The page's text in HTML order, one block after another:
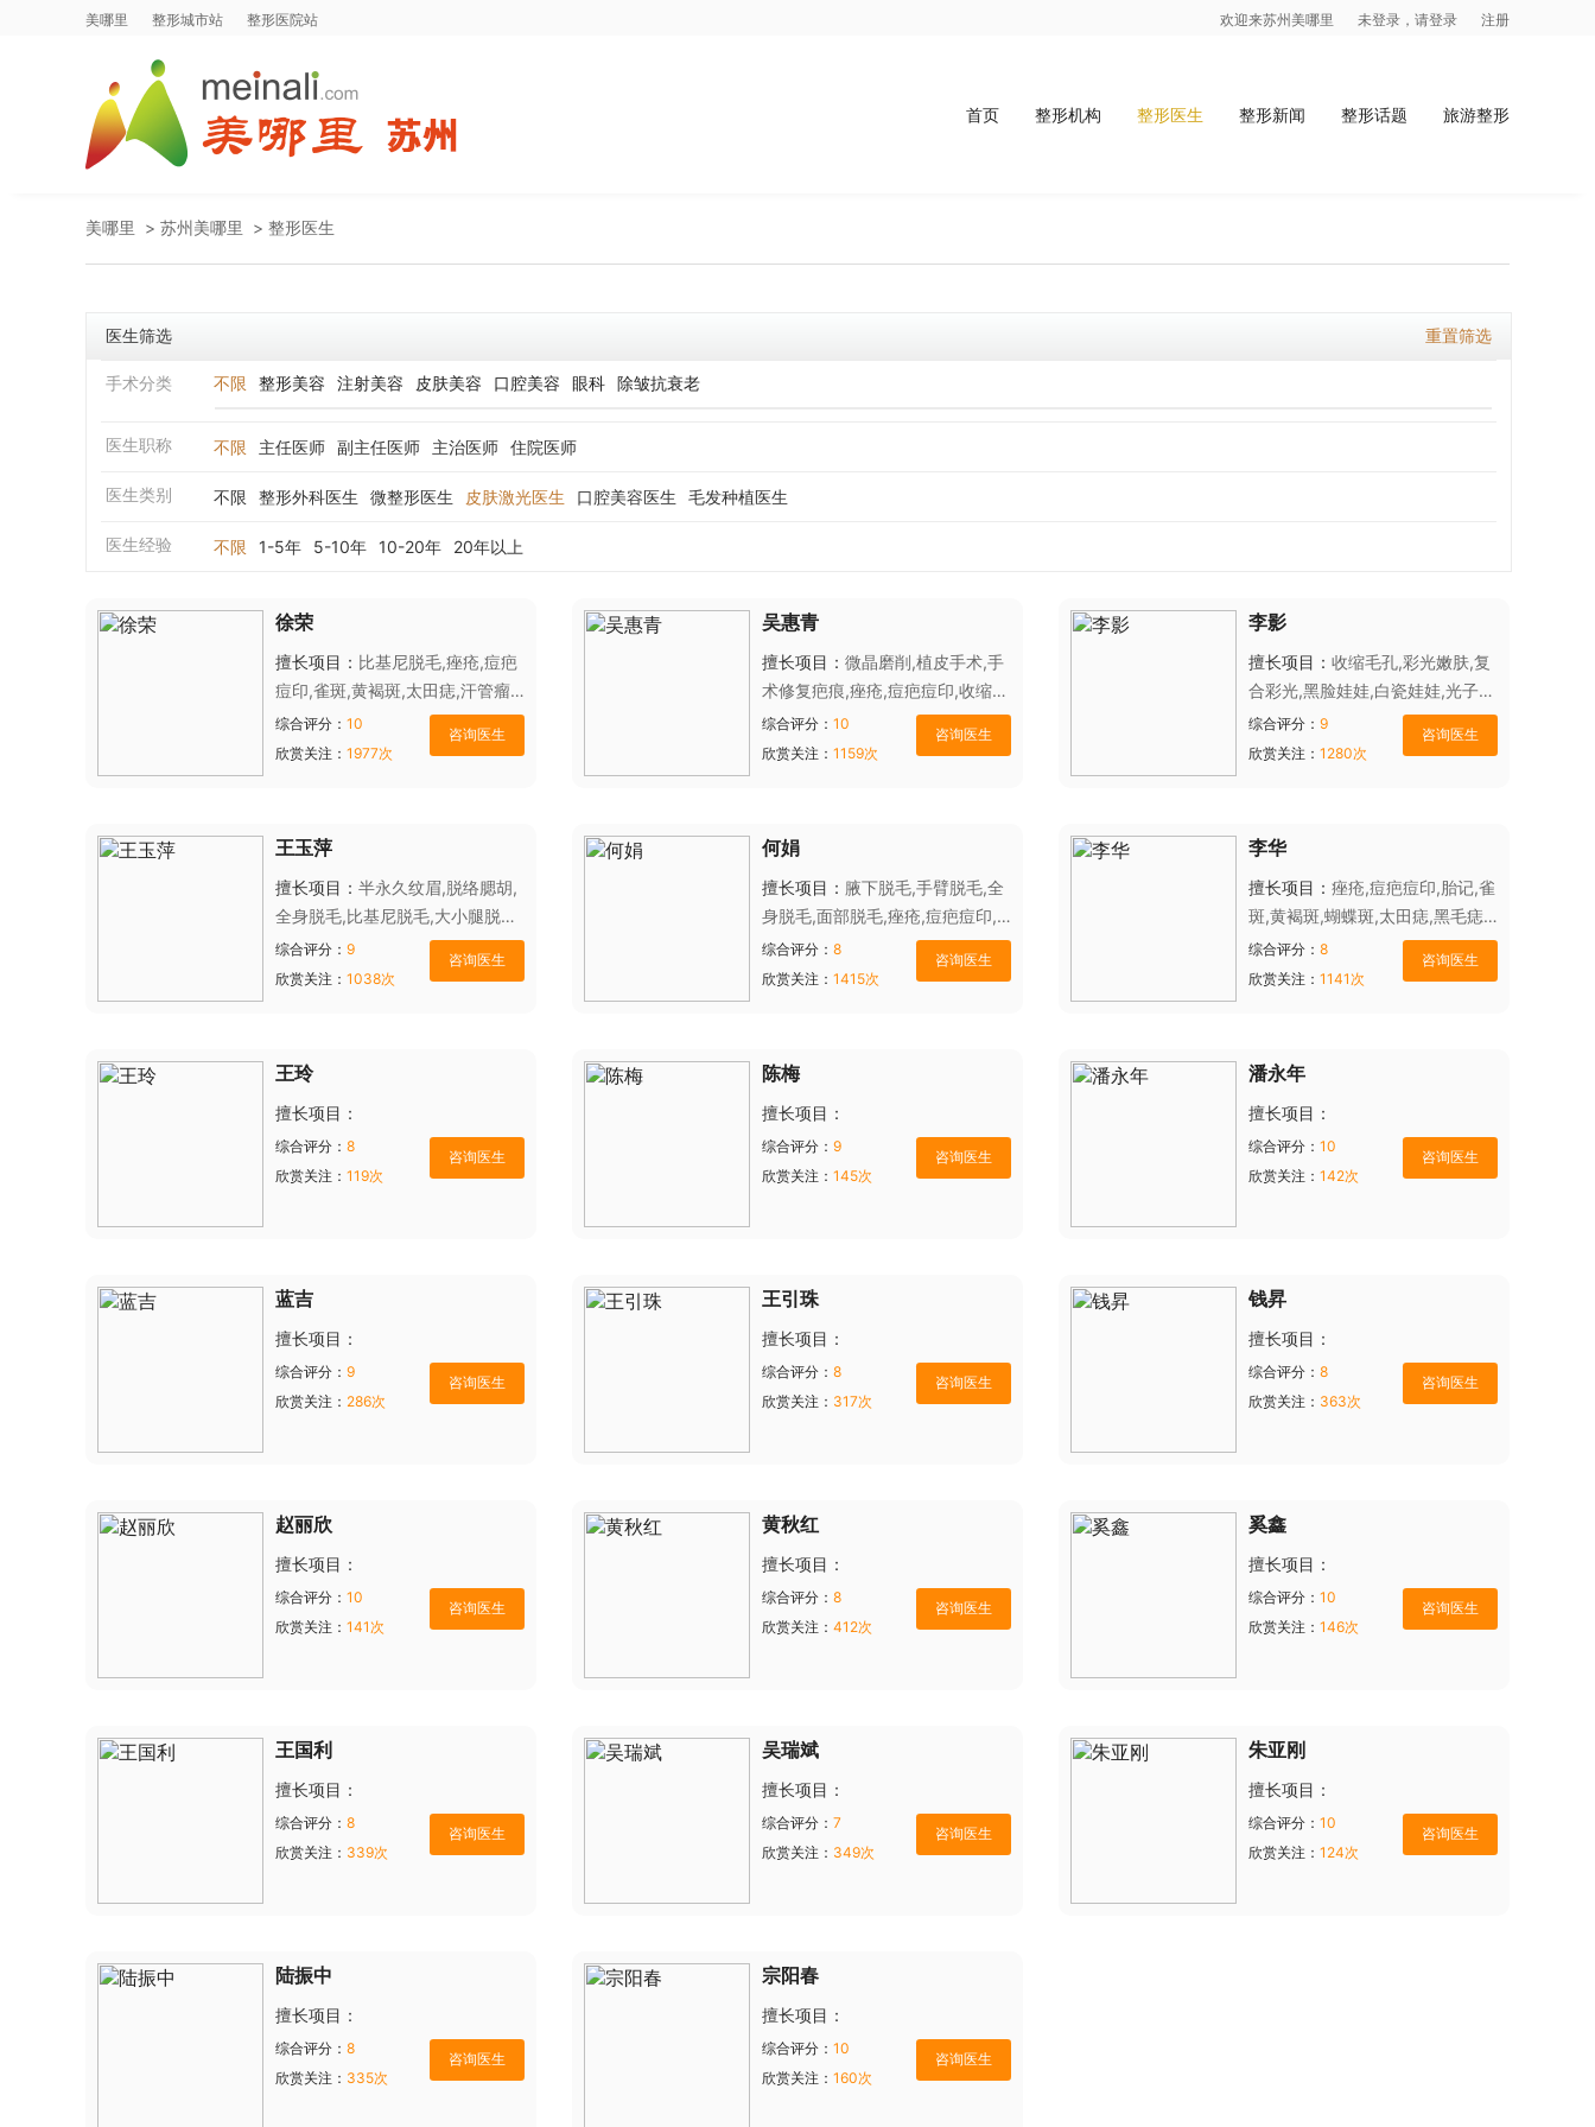
美哪里 整形城市站 整形医院站 欢迎来苏州美哪里 未登录，请登录 注册
首页 整形机构 整形医生 整形新闻 整形话题 旅游整形
美哪里 > 苏州美哪里 > 整形医生
医生筛选 重置筛选
手术分类 不限 整形美容 注射美容 皮肤美容 口腔美容 眼科 除皱抗衰老
医生职称 不限 主任医师 副主任医师 主治医师 住院医师
医生类别 不限 整形外科医生 微整形医生 皮肤激光医生 口腔美容医生 毛发种植医生
医生经验 不限 1-5年 5-10年 10-20年 20年以上
徐荣
擅长项目： 比基尼脱毛,痤疮,痘疤
痘印,雀斑,黄褐斑,太田痣,汗管瘤,
血管瘤,老年斑,褐青色痣,瑞蓝除
皱,伊婉除皱,海薇除皱,自体脂肪除
综合评分： 10
欣赏关注： 1977次
吴惠青
擅长项目： 微晶磨削,植皮手术,手
术修复疤痕,痤疮,痘疤痘印,收缩毛
孔,彩光嫩肤,白瓷娃娃,光子嫩肤,
水光针,胎记,雀斑,太田痣,血管瘤,
综合评分： 10
欣赏关注： 1159次
李影
擅长项目： 收缩毛孔,彩光嫩肤,复
合彩光,黑脸娃娃,白瓷娃娃,光子嫩
肤,雀斑,黄褐斑,蝴蝶斑,太田痣,黑
毛痣,汗管瘤,血管瘤,红血丝,老年
综合评分： 9
欣赏关注： 1280次
王玉萍
擅长项目： 半永久纹眉,脱络腮胡,
全身脱毛,比基尼脱毛,大小腿脱毛,
激光祛疤,雀斑,黄褐斑,蝴蝶斑,太
田痣,衡力肉毒素,瑞蓝,乔雅登
综合评分： 9
欣赏关注： 1038次
何娟
擅长项目： 腋下脱毛,手臂脱毛,全
身脱毛,面部脱毛,痤疮,痘疤痘印,
彩光嫩肤,黑脸娃娃,白瓷娃娃,光子
嫩肤,胎记,雀斑,蝴蝶斑,黑毛痣,血
综合评分： 8
欣赏关注： 1415次
李华
擅长项目： 痤疮,痘疤痘印,胎记,雀
斑,黄褐斑,蝴蝶斑,太田痣,黑毛痣,
汗管瘤,血管瘤,红血丝,老年斑,咖
啡斑,褐青色痣,鲜红斑痣
综合评分： 8
欣赏关注： 1141次
王玲
擅长项目：
综合评分： 8
欣赏关注： 119次
陈梅
擅长项目：
综合评分： 9
欣赏关注： 145次
潘永年
擅长项目：
综合评分： 10
欣赏关注： 142次
蓝吉
擅长项目：
综合评分： 9
欣赏关注： 286次
王引珠
擅长项目：
综合评分： 8
欣赏关注： 317次
钱昇
擅长项目：
综合评分： 8
欣赏关注： 363次
赵丽欣
擅长项目：
综合评分： 10
欣赏关注： 141次
黄秋红
擅长项目：
综合评分： 8
欣赏关注： 412次
奚鑫
擅长项目：
综合评分： 10
欣赏关注： 146次
王国利
擅长项目：
综合评分： 8
欣赏关注： 339次
吴瑞斌
擅长项目：
综合评分： 7
欣赏关注： 349次
朱亚刚
擅长项目：
综合评分： 10
欣赏关注： 124次
陆振中
擅长项目：
综合评分： 8
欣赏关注： 335次
宗阳春
擅长项目：
综合评分： 10
欣赏关注： 160次